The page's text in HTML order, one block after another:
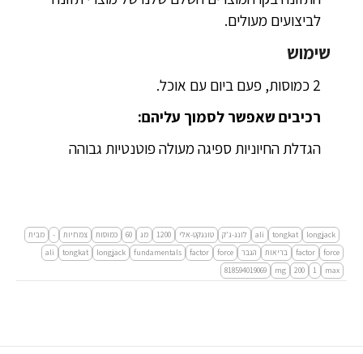
לביצועים מעולים.
שימוש
2 כמוסות, פעם ביום עם אוכל.
רכיבים שאפשר לסמוך עליהם:
הגדלת החיוניות ספיגה מעולה פוטנטיות גבוהה
longjack
tongkat
ali לונג-ג'ק טונגקט-אלי 1200 מג 60 כמוסות צמחיות -
מבית
force
factor בריאות הגבר force
factor‏
fundamentals
longjack
tongkat
ali
max
1
200
mg
818594019069